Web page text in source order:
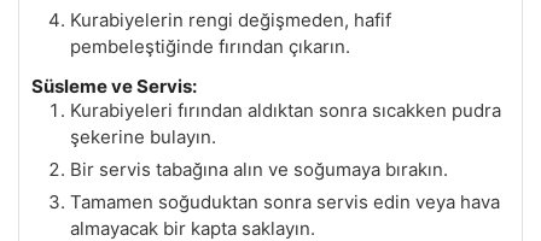
Kurabiyelerin rengi değişmeden, hafif
pembeleştiğinde fırından çıkarın.
Süsleme ve Servis:
Kurabiyeleri fırından aldıktan sonra sıcakken pudra
şekerine bulayın.
Bir servis tabağına alın ve soğumaya bırakın.
Tamamen soğuduktan sonra servis edin veya hava
almayacak bir kapta saklayın.